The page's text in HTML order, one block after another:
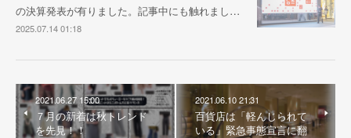
の決算発表が有りました。記事中にも触れまし…
2025.07.14 01:18
2021.06.27 15:00
７月の新着は秋トレンド
を先見！！
2021.06.10 21:31
百貨店は「軽んじられて
いる」緊急事態宣言に翻